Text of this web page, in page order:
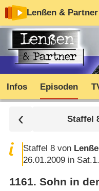
Lenßen & Partner
Infos Episoden
Staffel
Staffel 8 von
26.01.2009 in Sat.1.
1161. Sohn in